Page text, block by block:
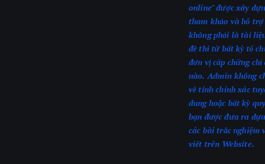
online" được xây
tham khảo và hỗ
không phải là tài
đề thi từ bất kỳ tổ
đơn vị cấp chứng chỉ
nào. Admin không
về tính chính xác
dung hoặc bất kỳ
bạn được đưa ra
các bài trắc nghiệm
viết trên Website.